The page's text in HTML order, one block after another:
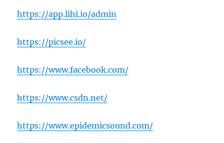
https://app.lihi.io/admin
https://picsee.io/
https://www.facebook.com/
https://www.csdn.net/
https://www.epidemicsound.com/